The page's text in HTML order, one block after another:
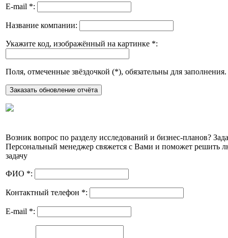
E-mail *:
Название компании:
Укажите код, изображённый на картинке *:
Поля, отмеченные звёздочкой (*), обязательны для заполнения.
Возник вопрос по разделу исследований и бизнес-планов?
Персональный менеджер свяжется с Вами и поможет решить
задачу
ФИО *:
Контактный телефон *:
E-mail *: